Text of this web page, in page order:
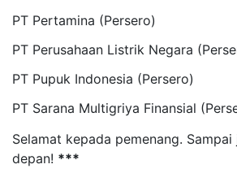
PT Pertamina (Persero)
PT Perusahaan Listrik Negara
PT Pupuk Indonesia (Persero)
PT Sarana Multigriya Finansial
Selamat kepada pemenang.
depan! ***